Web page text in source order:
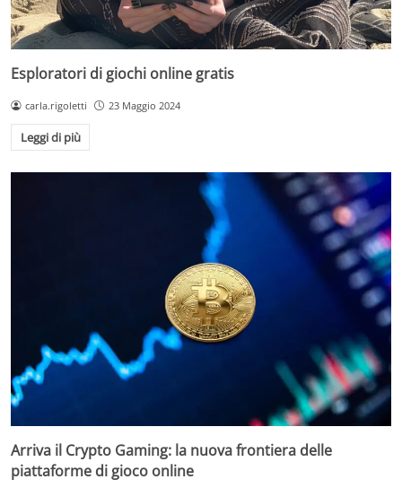
Esploratori di giochi online gratis
carla.rigoletti 23 Maggio 2024
Leggi di più
Arriva il Crypto Gaming: la nuova frontiera delle
piattaforme di gioco online